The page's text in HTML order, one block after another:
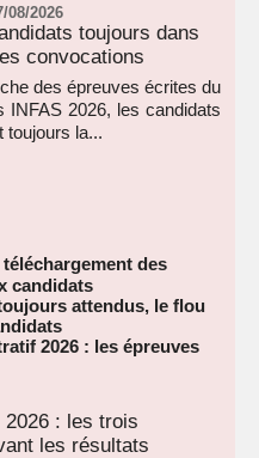
08/2026
toujours dans
convocations
des épreuves écrites du
INFAS 2026, les candidats
toujours la...
des
candidats
attendus, le flou
2026 : les épreuves
: les trois
les résultats